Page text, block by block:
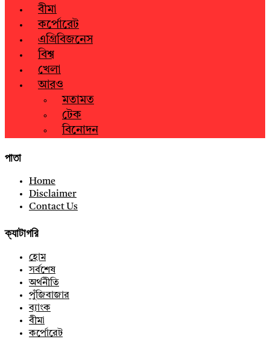
বীমা
কর্পোরেট
এগ্রিবিজনেস
বিশ্ব
খেলা
আরও
মতামত
টেক
বিনোদন
পাতা
Home
Disclaimer
Contact Us
ক্যাটাগরি
হোম
সর্বশেষ
অর্থনীতি
পুঁজিবাজার
ব্যাংক
বীমা
কর্পোরেট